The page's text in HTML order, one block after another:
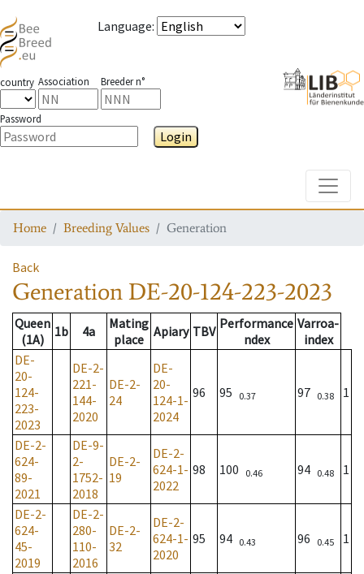
Language:
country Association Breeder n°
Password
Login
Home Breeding Values Generation
Back
Generation DE-20-124-223-2023
Queen
(1A)
1b 4a
Mating
place Apiary TBV Performance
ndex
Varroa-
index
DE-
20-
124-
223-
2023
DE-2-
221-
144-
2020
DE-2-
24
DE-
20-
124-1-
2024
96 95 0.37 97 0.38 1
DE-2-
624-
89-
2021
DE-9-
2-
1752-
2018
DE-2-
19
DE-2-
624-1-
2022
98 100 0.46 94 0.48 1
DE-2-
624-
45-
2019
DE-2-
280-
110-
2016
DE-2-
32
DE-2-
624-1-
2020
95 94 0.43 96 0.45 1